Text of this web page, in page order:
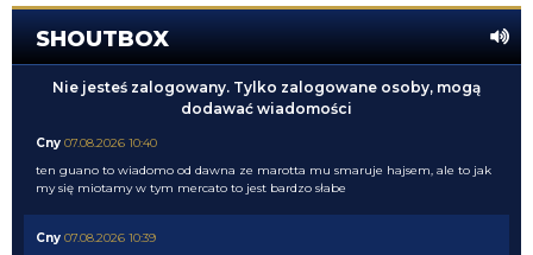
SHOUTBOX
Nie jesteś zalogowany. Tylko zalogowane osoby, mogą
dodawać wiadomości
Cny 07.08.2026 10:40
ten guano to wiadomo od dawna ze marotta mu smaruje hajsem, ale to jak
my się miotamy w tym mercato to jest bardzo słabe
Cny 07.08.2026 10:39